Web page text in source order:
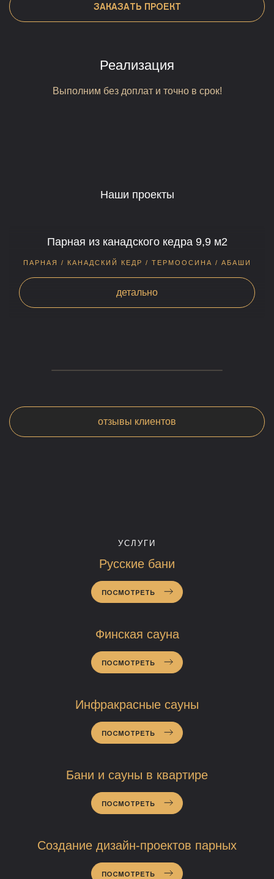
ЗАКАЗАТЬ ПРОЕКТ
Реализация
Выполним без доплат и точно в срок!
Наши проекты
Парная из канадского кедра 9,9 м2
ПАРНАЯ / КАНАДСКИЙ КЕДР / ТЕРМООСИНА / АБАШИ
детально
отзывы клиентов
УСЛУГИ
Русские бани
ПОСМОТРЕТЬ
Финская сауна
ПОСМОТРЕТЬ
Инфракрасные сауны
ПОСМОТРЕТЬ
Бани и сауны в квартире
ПОСМОТРЕТЬ
Создание дизайн-проектов парных
ПОСМОТРЕТЬ